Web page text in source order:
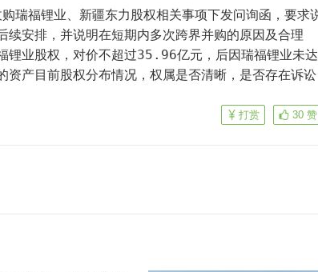
续安排，并说明在短期内多次跨界并购的原因及合理
锂业股权，对价不超过35.96亿元，后因瑞福锂业未达
资产目前股权分布情况，权属是否清晰，是否存在诉讼
30 赞
打赏